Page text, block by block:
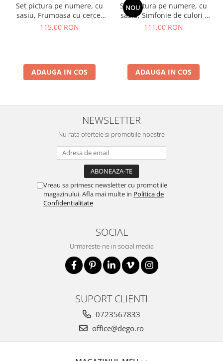
Set pictura pe numere, cu
sasiu, Frumoasa cu cercei
de aur - extra culori
115,00 RON
ADAUGA IN COS
NOU
Set pictura pe numere, cu
sasiu, Simfonie de culori -
vopsele metalizate, 40x50
111,00 RON
ADAUGA IN COS
NEWSLETTER
Nu rata ofertele si promotiile noastre
Vreau sa primesc newsletter cu promotiile
magazinului. Afla mai multe in Politica de
Confidentialitate
SOCIAL
Urmareste-ne in social media
SUPORT CLIENTI
0723567833
office@dego.ro